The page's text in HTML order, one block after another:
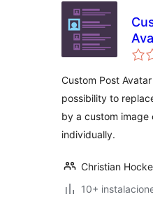
Custom Post
possibility to
by a custom image
individually.
Christian
10+